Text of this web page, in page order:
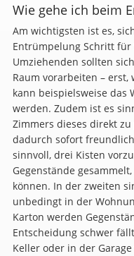
Wie gehe ich beim
Am wichtigsten ist es,
Entrümpelung Schritt
Umziehenden sollten
Raum vorarbeiten –
kann beispielsweise das
werden. Zudem ist es
Zimmers dieses direkt
dadurch sofort
sinnvoll, drei Kisten
Gegenstände
können. In der zweiten
unbedingt in der
Karton werden
Entscheidung schwer
Keller oder in der